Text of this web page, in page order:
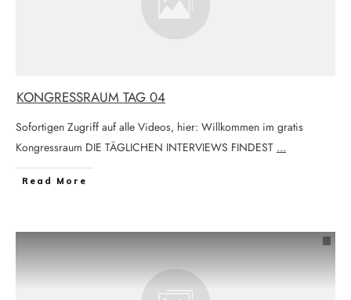
KONGRESSRAUM TAG 04
Sofortigen Zugriff auf alle Videos, hier: Willkommen im gratis
Kongressraum DIE TÄGLICHEN INTERVIEWS FINDEST ...
Read More